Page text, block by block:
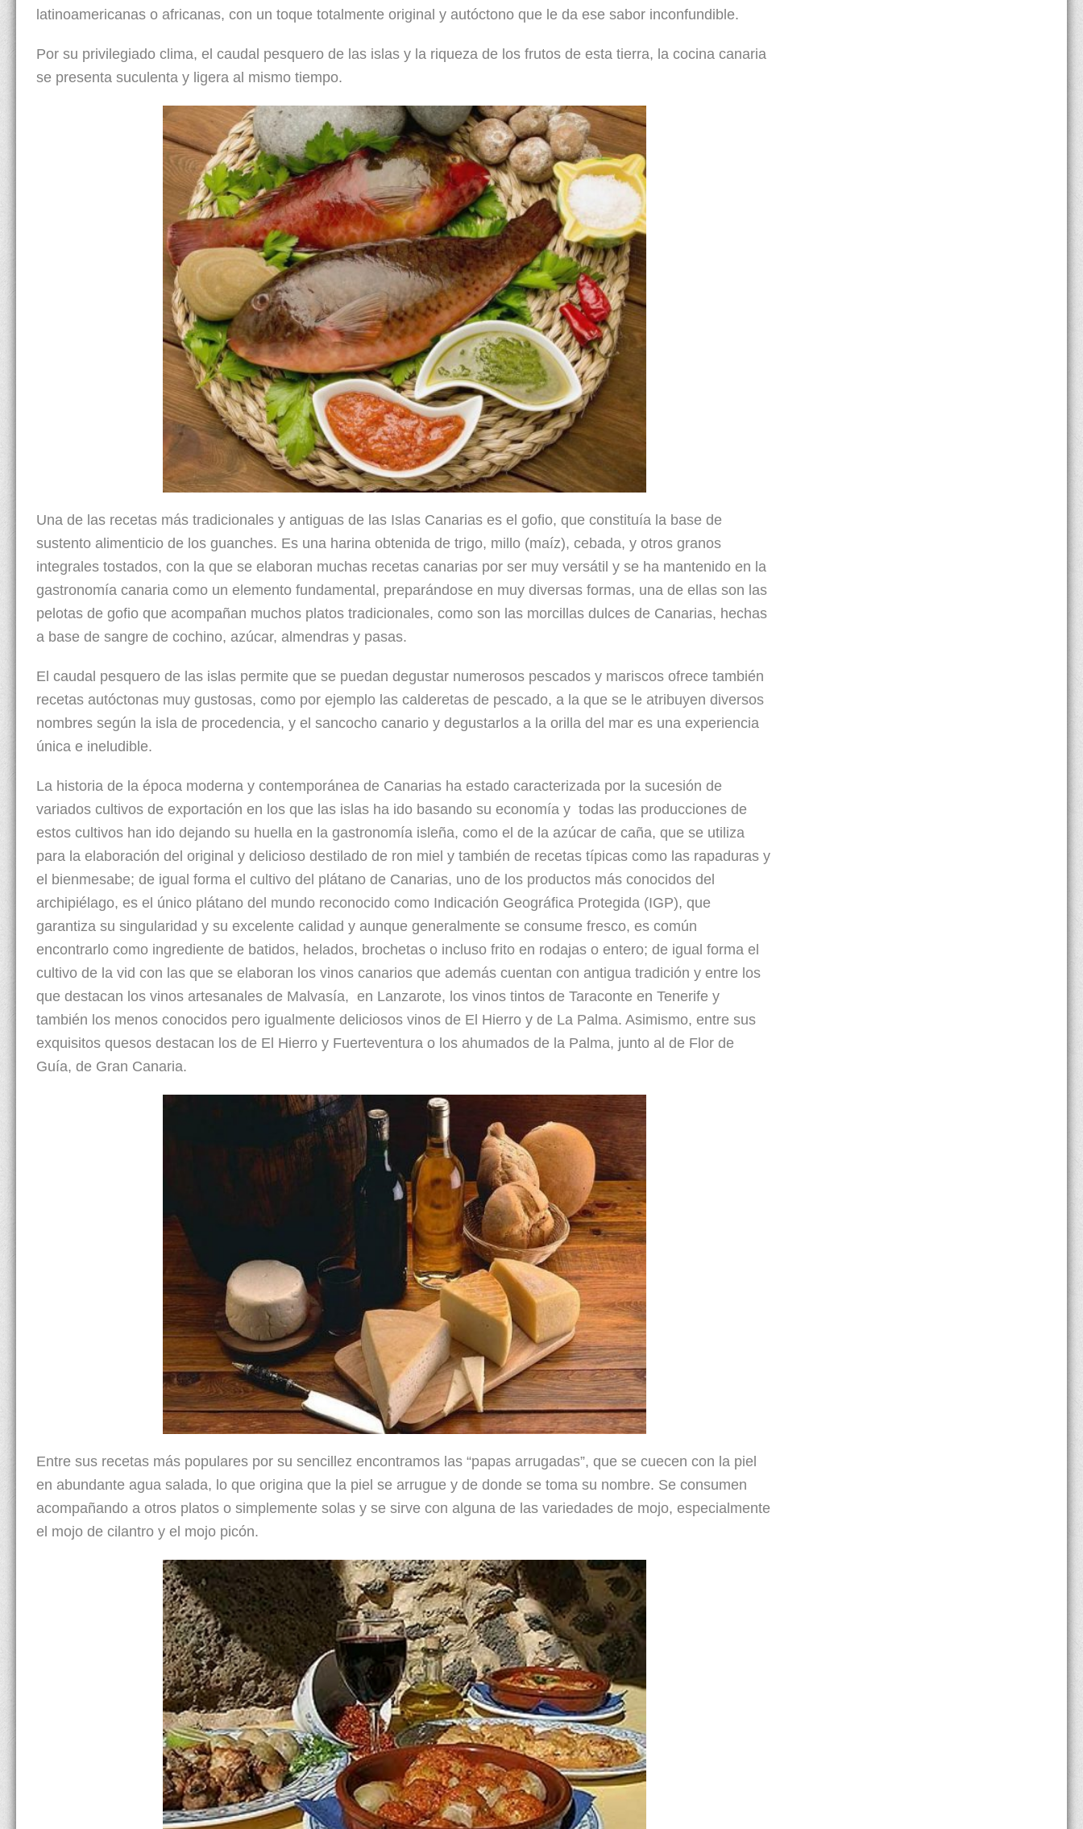
latinoamericanas o africanas, con un toque totalmente original y autóctono que le da ese sabor inconfundible.
Por su privilegiado clima, el caudal pesquero de las islas y la riqueza de los frutos de esta tierra, la cocina canaria
se presenta suculenta y ligera al mismo tiempo.
Una de las recetas más tradicionales y antiguas de las Islas Canarias es el gofio, que constituía la base de
sustento alimenticio de los guanches. Es una harina obtenida de trigo, millo (maíz), cebada, y otros granos
integrales tostados, con la que se elaboran muchas recetas canarias por ser muy versátil y se ha mantenido en la
gastronomía canaria como un elemento fundamental, preparándose en muy diversas formas, una de ellas son las
pelotas de gofio que acompañan muchos platos tradicionales, como son las morcillas dulces de Canarias, hechas
a base de sangre de cochino, azúcar, almendras y pasas.
El caudal pesquero de las islas permite que se puedan degustar numerosos pescados y mariscos ofrece también
recetas autóctonas muy gustosas, como por ejemplo las calderetas de pescado, a la que se le atribuyen diversos
nombres según la isla de procedencia, y el sancocho canario y degustarlos a la orilla del mar es una experiencia
única e ineludible.
La historia de la época moderna y contemporánea de Canarias ha estado caracterizada por la sucesión de
variados cultivos de exportación en los que las islas ha ido basando su economía y todas las producciones de
estos cultivos han ido dejando su huella en la gastronomía isleña, como el de la azúcar de caña, que se utiliza
para la elaboración del original y delicioso destilado de ron miel y también de recetas típicas como las rapaduras y
el bienmesabe; de igual forma el cultivo del plátano de Canarias, uno de los productos más conocidos del
archipiélago, es el único plátano del mundo reconocido como Indicación Geográfica Protegida (IGP), que
garantiza su singularidad y su excelente calidad y aunque generalmente se consume fresco, es común
encontrarlo como ingrediente de batidos, helados, brochetas o incluso frito en rodajas o entero; de igual forma el
cultivo de la vid con las que se elaboran los vinos canarios que además cuentan con antigua tradición y entre los
que destacan los vinos artesanales de Malvasía, en Lanzarote, los vinos tintos de Taraconte en Tenerife y
también los menos conocidos pero igualmente deliciosos vinos de El Hierro y de La Palma. Asimismo, entre sus
exquisitos quesos destacan los de El Hierro y Fuerteventura o los ahumados de la Palma, junto al de Flor de
Guía, de Gran Canaria.
Entre sus recetas más populares por su sencillez encontramos las “papas arrugadas”, que se cuecen con la piel
en abundante agua salada, lo que origina que la piel se arrugue y de donde se toma su nombre. Se consumen
acompañando a otros platos o simplemente solas y se sirve con alguna de las variedades de mojo, especialmente
el mojo de cilantro y el mojo picón.